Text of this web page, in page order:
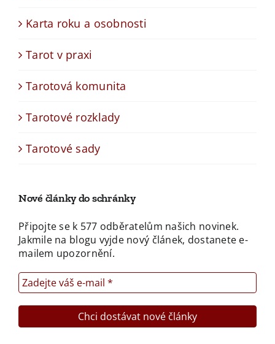
Karta roku a osobnosti
Tarot v praxi
Tarotová komunita
Tarotové rozklady
Tarotové sady
Nové články do schránky
Připojte se k 577 odběratelům našich novinek.
Jakmile na blogu vyjde nový článek, dostanete e-
mailem upozornění.